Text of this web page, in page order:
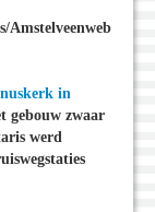
Amstelveenweb
in
gebouw zwaar
werd